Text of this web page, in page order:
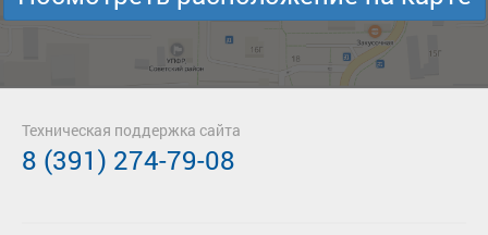
Техническая поддержка сайта
8 (391) 274-79-08